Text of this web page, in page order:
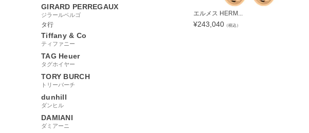
GIRARD PERREGAUX
ジラールペルゴ
タ行
Tiffany & Co
ティファニー
TAG Heuer
タグホイヤー
TORY BURCH
トリーバーチ
dunhill
ダンヒル
DAMIANI
ダミアーニ
エルメス HERM...
¥243,040 （税込）